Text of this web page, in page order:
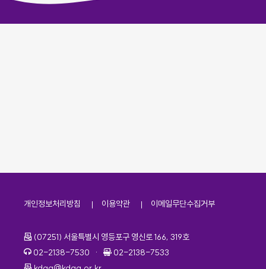
개인정보처리방침 이용약관 이메일무단수집거부
주소
(07251) 서울특별시 영등포구 영신로 166, 319호
전화번호
02-2138-7530 · 팩스번호
02-2138-7533